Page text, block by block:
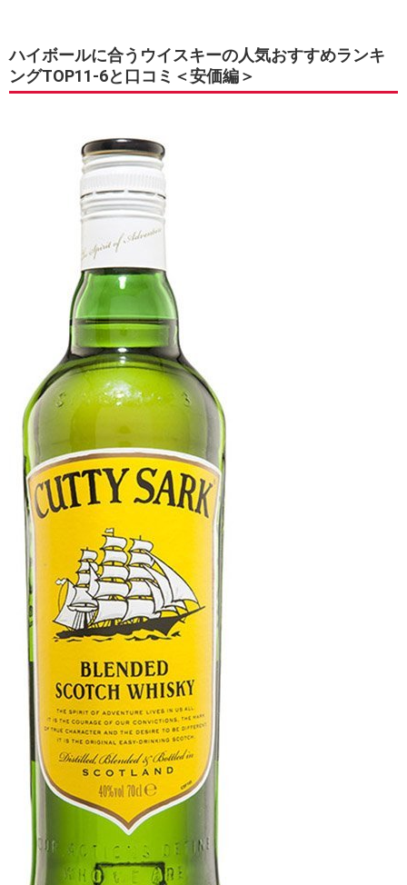
ハイボールに合うウイスキーの人気おすすめランキ
ングTOP11-6と口コミ＜安価編＞